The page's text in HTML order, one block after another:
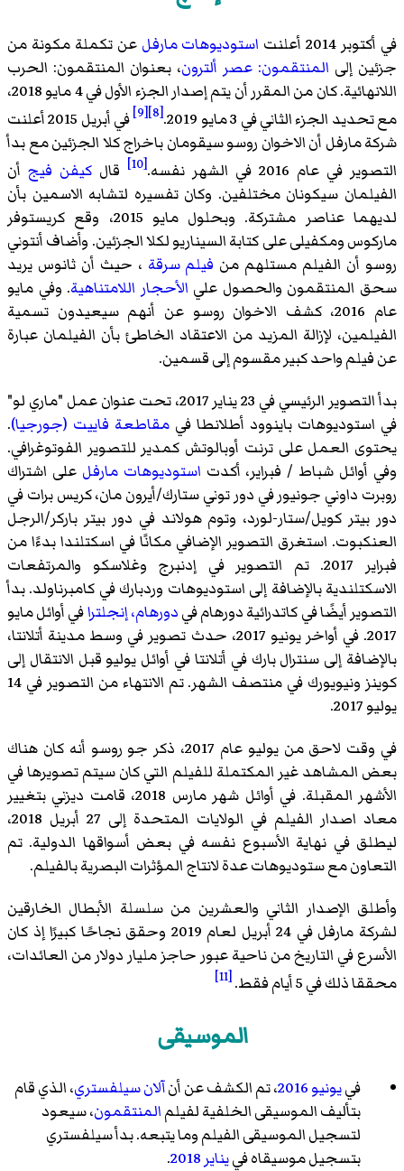
في أكتوبر 2014 أعلنت استوديوهات مارفل عن تكملة مكونة من
جزئين إلى المنتقمون: عصر ألترون، بعنوان المنتقمون: الحرب
اللانهائية. كان من المقرر أن يتم إصدار الجزء الأول في 4 مايو 2018،
مع تحديد الجزء الثاني في 3 مايو 2019.
[8]
[9]
في أبريل 2015 أعلنت
شركة مارفل أن الاخوان روسو سيقومان باخراج كلا الجزئين مع بدأ
التصوير في عام 2016 في الشهر نفسه.
[10] قال كيفن فيج أن
الفيلمان سيكونان مختلفين. وكان تفسيره لتشابه الاسمين بأن
لديهما عناصر مشتركة. وبحلول مايو 2015، وقع كريستوفر
ماركوس ومكفيلى على كتابة السيناريو لكلا الجزئين. وأضاف أنتوني
روسو أن الفيلم مستلهم من فيلم سرقة ، حيث أن ثانوس يريد
سحق المنتقمون والحصول علي الأحجار اللامتناهية. وفي مايو
عام 2016، كشف الاخوان روسو عن أنهم سيعيدون تسمية
الفيلمين، لإزالة المزيد من الاعتقاد الخاطئ بأن الفيلمان عبارة
عن فيلم واحد كبير مقسوم إلى قسمين.
بدأ التصوير الرئيسي في 23 يناير 2017، تحت عنوان عمل "ماري لو"
في استوديوهات باينوود أطلانطا في مقاطعة فاييت (جورجيا).
يحتوى العمل على ترنت أوبالوتش كمدير للتصوير الفوتوغرافي.
وفي أوائل شباط / فبراير، أكدت استوديوهات مارفل على اشتراك
روبرت داوني جونيور في دور توني ستارك/أيرون مان، كريس برات في
دور بيتر كويل/ستار-لورد، وتوم هولاند في دور بيتر باركر/الرجل
العنكبوت. استغرق التصوير الإضافي مكانًا في اسكتلندا بدءًا من
فبراير 2017. تم التصوير في إدنبرج وغلاسكو والمرتفعات
الاسكتلندية بالإضافة إلى استوديوهات وردبارك في كامبرناولد. بدأ
التصوير أيضًا في كاتدرائية دورهام فيدورهام، إنجلترافي أوائل مايو
2017. في أواخر يونيو 2017، حدث تصوير في وسط مدينة أتلانتا،
بالإضافة إلى سنترال بارك في أتلانتا في أوائل يوليو قبل الانتقال إلى
كوينز ونيويورك في منتصف الشهر. تم الانتهاء من التصوير في 14
يوليو 2017.
في وقت لاحق من يوليو عام 2017، ذكر جو روسو أنه كان هناك
بعض المشاهد غير المكتملة للفيلم التي كان سيتم تصويرها في
الأشهر المقبلة. في أوائل شهر مارس 2018، قامت ديزني بتغيير
معاد اصدار الفيلم في الولايات المتحدة إلى 27 أبريل 2018،
ليطلق في نهاية الأسبوع نفسه في بعض أسواقها الدولية. تم
التعاون مع ستوديوهات عدة لانتاج المؤثرات البصرية بالفيلم.
وأطلق الإصدار الثاني والعشرين من سلسلة الأبطال الخارقين
لشركة مارفل في 24 أبريل لعام 2019 وحقق نجاحًا كبيرًا إذ كان
الأسرع في التاريخ من ناحية عبور حاجز مليار دولار من العائدات،
محققا ذلك في 5 أيام فقط.
[11]
الموسيقى
فييونيو2016، تم الكشف عن أنآلان سيلفستري، الذي قام
بتأليف الموسيقى الخلفية لفيلمالمنتقمون، سيعود
لتسجيل الموسيقى الفيلم وما يتبعه. بدأ سيلفستري
بتسجيل موسيقاه فييناير 2018
.